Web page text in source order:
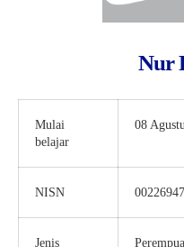
Nur
Mulai
belajar
08
NISN
Jenis